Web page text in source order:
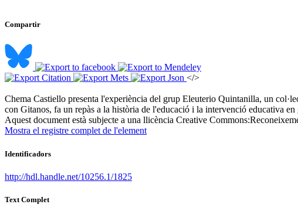
Compartir
</>
Chema Castiello presenta l'experiència del grup Eleuterio Quintanilla, un
con Gitanos, fa un repàs a la història de l'educació i la intervenció educativa
Aquest document està subjecte a una llicència Creative Commons:
Mostra el registre complet de l'element
Identificadors
http://hdl.handle.net/10256.1/1825
Text Complet